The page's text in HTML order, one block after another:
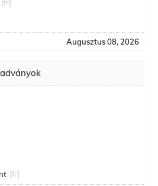
[fr]
Augusztus 08, 2026
[fr]